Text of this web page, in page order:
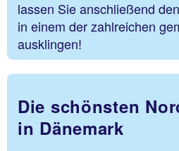
lassen Sie anschließend
in einem der zahlreichen
ausklingen!
Die schönsten
in Dänemark